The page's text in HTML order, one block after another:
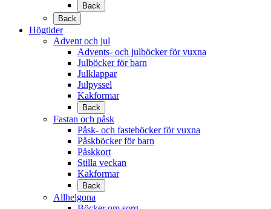
Back
Back
Högtider
Advent och jul
Advents- och julböcker för vuxna
Julböcker för barn
Julklappar
Julpyssel
Kakformar
Back
Fastan och påsk
Påsk- och fasteböcker för vuxna
Påskböcker för barn
Påskkort
Stilla veckan
Kakformar
Back
Allhelgona